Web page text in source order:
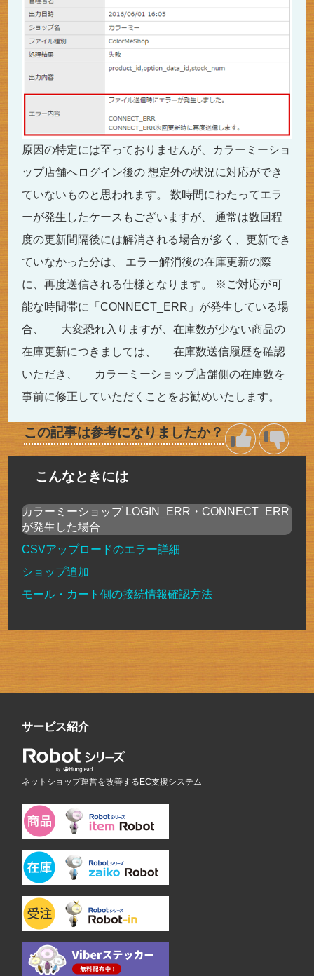
原因の特定には至っておりませんが、カラーミーショ
ップ店舗へログイン後の 想定外の状況に対応ができ
ていないものと思われます。 数時間にわたってエラ
ーが発生したケースもございますが、 通常は数回程
度の更新間隔後には解消される場合が多く、更新でき
ていなかった分は、 エラー解消後の在庫更新の際
に、再度送信される仕様となります。 ※ご対応が可
能な時間帯に「CONNECT_ERR」が発生している場
合、 大変恐れ入りますが、在庫数が少ない商品の
在庫更新につきましては、 在庫数送信履歴を確認
いただき、 カラーミーショップ店舗側の在庫数を
事前に修正していただくことをお勧めいたします。
この記事は参考になりましたか？
こんなときには
カラーミーショップ LOGIN_ERR・CONNECT_ERR
が発生した場合
CSVアップロードのエラー詳細
ショップ追加
モール・カート側の接続情報確認方法
サービス紹介
ネットショップ運営を改善するEC支援システム